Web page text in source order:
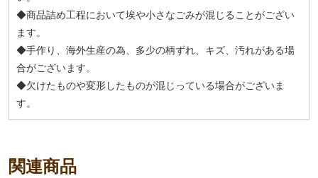
◆商品詰め工程において埃や小さなごみが混じることがござい
ます。
◆手作り、海外生産の為、多少の柄ずれ、キズ、汚れがある場
合がございます。
◆欠けたものや変形したものが混じっている場合がございま
す。
関連商品